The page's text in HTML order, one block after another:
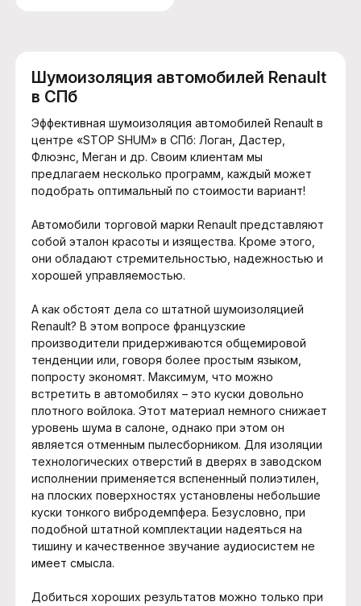
Шумоизоляция автомобилей Renault
в СПб
Эффективная шумоизоляция автомобилей Renault в
центре «STOP SHUM» в СПб: Логан, Дастер,
Флюэнс, Меган и др. Своим клиентам мы
предлагаем несколько программ, каждый может
подобрать оптимальный по стоимости вариант!
Автомобили торговой марки Renault представляют
собой эталон красоты и изящества. Кроме этого,
они обладают стремительностью, надежностью и
хорошей управляемостью.
А как обстоят дела со штатной шумоизоляцией
Renault? В этом вопросе французские
производители придерживаются общемировой
тенденции или, говоря более простым языком,
попросту экономят. Максимум, что можно
встретить в автомобилях – это куски довольно
плотного войлока. Этот материал немного снижает
уровень шума в салоне, однако при этом он
является отменным пылесборником. Для изоляции
технологических отверстий в дверях в заводском
исполнении применяется вспененный полиэтилен,
на плоских поверхностях установлены небольшие
куски тонкого вибродемпфера. Безусловно, при
подобной штатной комплектации надеяться на
тишину и качественное звучание аудиосистем не
имеет смысла.
Добиться хороших результатов можно только при